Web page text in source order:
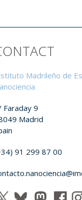
Madrileño de
Faraday 9
Madrid
91 299 87 00